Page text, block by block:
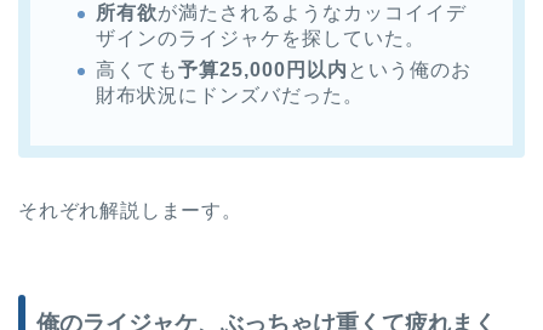
所有欲が満たされるようなカッコイイデ
ザインのライジャケを探していた。
高くても予算25,000円以内 という俺のお
財布状況にドンズバだった。
それぞれ解説しまーす。
俺のライジャケ、ぶっちゃけ重くて疲れまく